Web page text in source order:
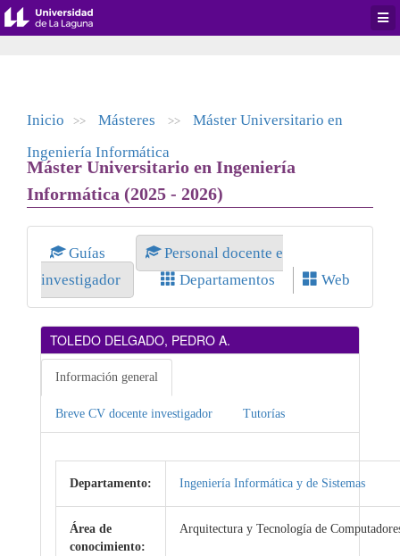
Inicio >> Másteres >>
Máster Universitario en
Ingeniería Informática
Máster Universitario en Ingeniería
Informática (2025 - 2026)
Guías
Personal docente e
investigador
Departamentos Web
TOLEDO DELGADO, PEDRO A.
Información general
Breve CV docente investigador Tutorías
Departamento: Ingeniería Informática y de Sistemas
Área de
conocimiento:
Arquitectura y Tecnología de